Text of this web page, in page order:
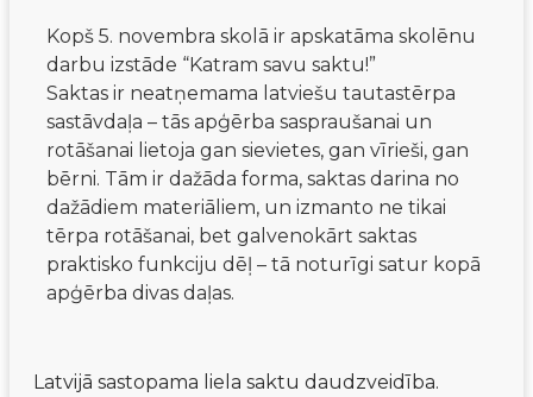
Kopš 5. novembra skolā ir apskatāma skolēnu
darbu izstāde “Katram savu saktu!”
Saktas ir neatņemama latviešu tautastērpa
sastāvdaļa – tās apģērba saspraušanai un
rotāšanai lietoja gan sievietes, gan vīrieši, gan
bērni. Tām ir dažāda forma, saktas darina no
dažādiem materiāliem, un izmanto ne tikai
tērpa rotāšanai, bet galvenokārt saktas
praktisko funkciju dēļ – tā noturīgi satur kopā
apģērba divas daļas.
Latvijā sastopama liela saktu daudzveidība.